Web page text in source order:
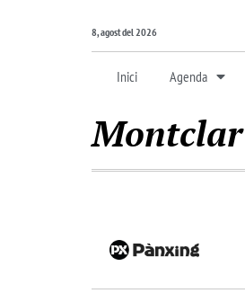
8, agost del 2026
Inici Agenda
Montclar